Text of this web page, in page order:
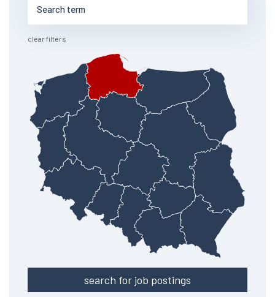
clear filters
search for job postings